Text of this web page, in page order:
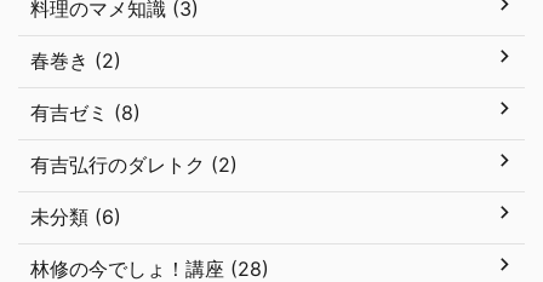
料理のマメ知識 (3)
春巻き (2)
有吉ゼミ (8)
有吉弘行のダレトク (2)
未分類 (6)
林修の今でしょ！講座 (28)